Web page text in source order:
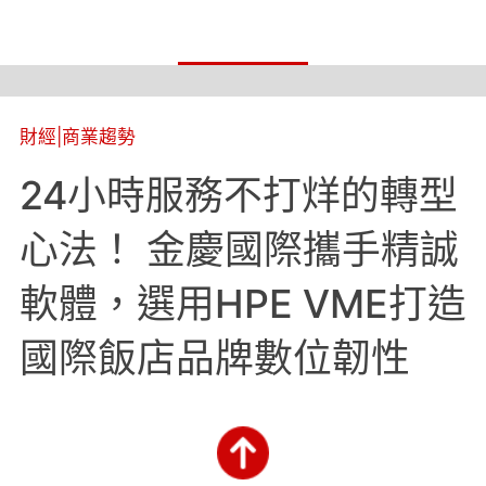
財經 商業趨勢
24小時服務不打烊的轉型
心法！ 金慶國際攜手精誠
軟體，選用HPE VME打造
國際飯店品牌數位韌性